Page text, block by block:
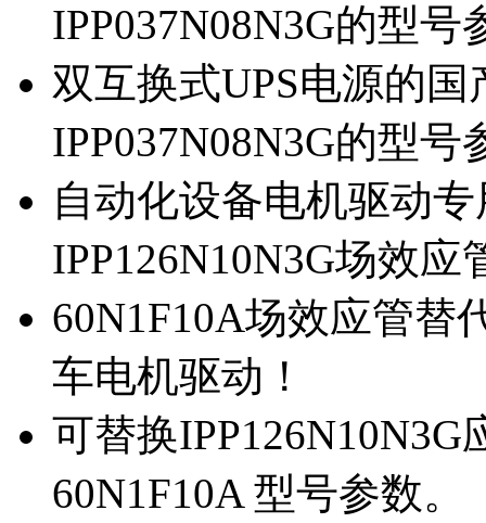
IPP037N08N3G的型号
双互换式UPS电源的
IPP037N08N3G的型号
自动化设备电机驱动
IPP126N10N3G场效应
60N1F10A场效应管替
车电机驱动！
可替换
60N1F10A 型号参数。